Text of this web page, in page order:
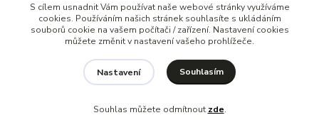
Zároveň je povinen zaevidovat přijatou tržbu u správce daně online; v
případě technického výpadku pak nejpozději do 48 hodin.
S cílem usnadnit Vám používat naše webové stránky využíváme
cookies. Používáním našich stránek souhlasíte s ukládáním
souborů cookie na vašem počítači / zařízení. Nastavení cookies
můžete změnit v nastavení vašeho prohlížeče.
Nastavení Souhlasím
Souhlas můžete odmítnout zde.